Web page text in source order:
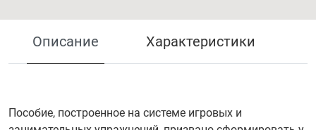
Описание Характеристики
Пособие, построенное на системе игровых и